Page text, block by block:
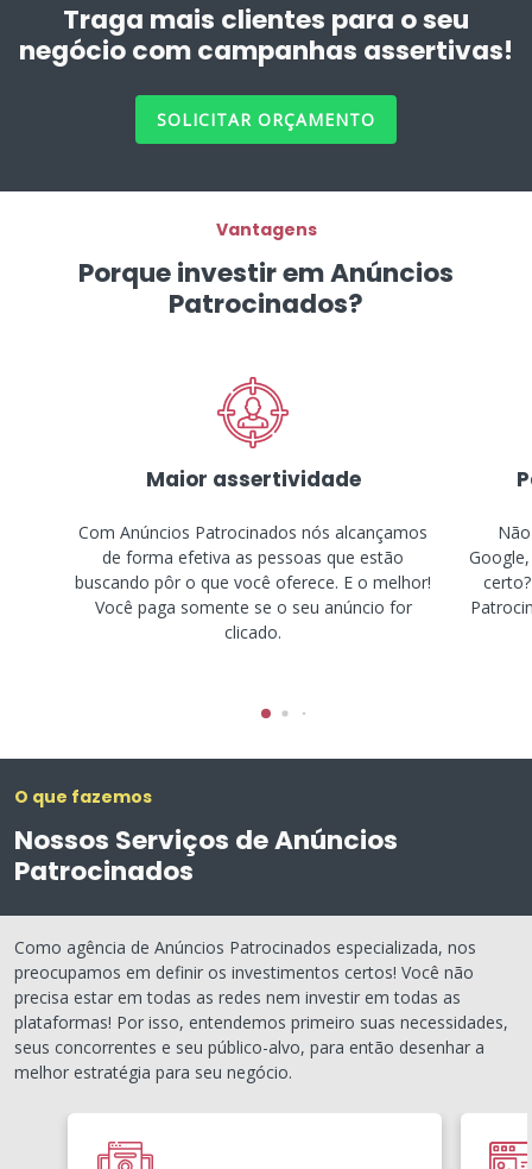
Traga mais clientes para o seu
negócio com campanhas assertivas!
SOLICITAR ORÇAMENTO
Vantagens
Porque investir em Anúncios
Patrocinados?
Maior assertividade
Com Anúncios Patrocinados nós alcançamos
de forma efetiva as pessoas que estão
buscando pôr o que você oferece. E o melhor!
Você paga somente se o seu anúncio for
clicado.
O que fazemos
Nossos Serviços de Anúncios
Patrocinados
Como agência de Anúncios Patrocinados especializada, nos
preocupamos em definir os investimentos certos! Você não
precisa estar em todas as redes nem investir em todas as
plataformas! Por isso, entendemos primeiro suas necessidades,
seus concorrentes e seu público-alvo, para então desenhar a
melhor estratégia para seu negócio.